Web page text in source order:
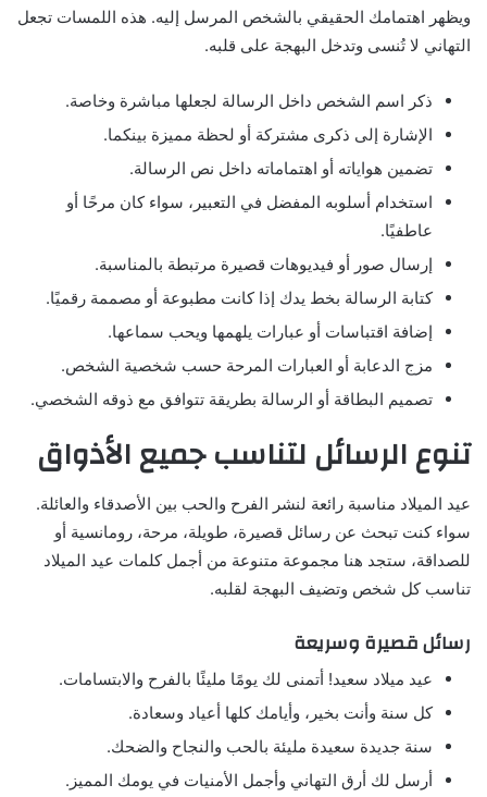
ويظهر اهتمامك الحقيقي بالشخص المرسل إليه. هذه اللمسات تجعل
التهاني لا تُنسى وتدخل البهجة على قلبه.
ذكر اسم الشخص داخل الرسالة لجعلها مباشرة وخاصة.
الإشارة إلى ذكرى مشتركة أو لحظة مميزة بينكما.
تضمين هواياته أو اهتماماته داخل نص الرسالة.
استخدام أسلوبه المفضل في التعبير، سواء كان مرحًا أو
عاطفيًا.
إرسال صور أو فيديوهات قصيرة مرتبطة بالمناسبة.
كتابة الرسالة بخط يدك إذا كانت مطبوعة أو مصممة رقميًا.
إضافة اقتباسات أو عبارات يلهمها ويحب سماعها.
مزج الدعابة أو العبارات المرحة حسب شخصية الشخص.
تصميم البطاقة أو الرسالة بطريقة تتوافق مع ذوقه الشخصي.
تنوع الرسائل لتناسب جميع الأذواق
عيد الميلاد مناسبة رائعة لنشر الفرح والحب بين الأصدقاء والعائلة.
سواء كنت تبحث عن رسائل قصيرة، طويلة، مرحة، رومانسية أو
للصداقة، ستجد هنا مجموعة متنوعة من أجمل كلمات عيد الميلاد
تناسب كل شخص وتضيف البهجة لقلبه.
رسائل قصيرة وسريعة
عيد ميلاد سعيد! أتمنى لك يومًا مليئًا بالفرح والابتسامات.
كل سنة وأنت بخير، وأيامك كلها أعياد وسعادة.
سنة جديدة سعيدة مليئة بالحب والنجاح والضحك.
أرسل لك أرق التهاني وأجمل الأمنيات في يومك المميز.